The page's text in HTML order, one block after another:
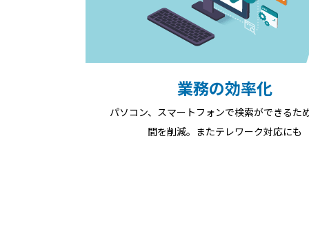
業務の効率化
パソコン、スマートフォンで検索ができるた
間を削減。またテレワーク対応にも